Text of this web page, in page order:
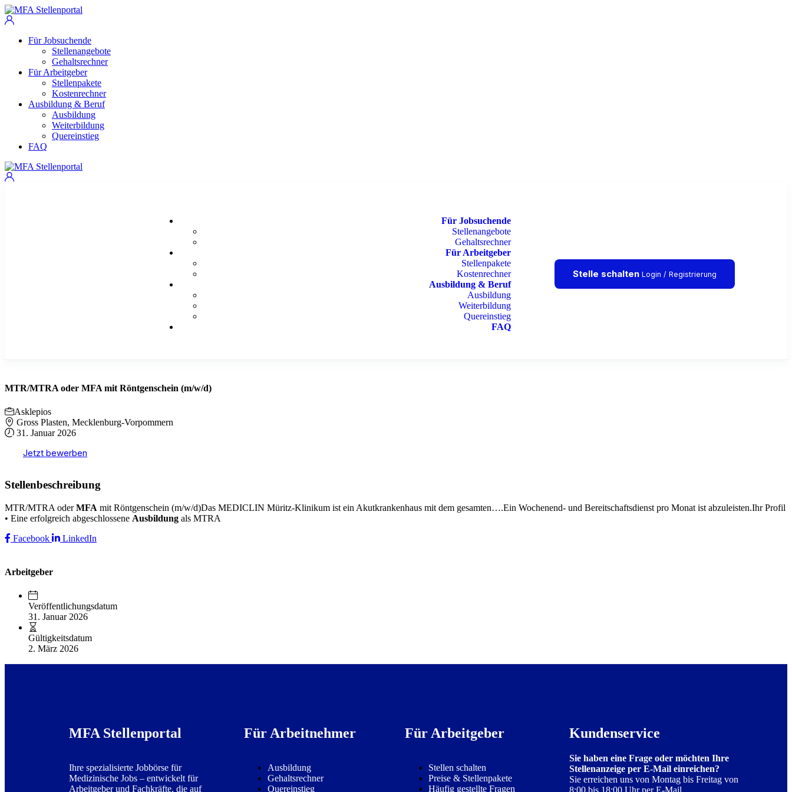
Für Jobsuchende
Stellenangebote
Gehaltsrechner
Für Arbeitgeber
Stellenpakete
Kostenrechner
Ausbildung & Beruf
Ausbildung
Weiterbildung
Quereinstieg
FAQ
Für Jobsuchende
Stellenangebote
Gehaltsrechner
Für Arbeitgeber
Stellenpakete
Kostenrechner
Ausbildung & Beruf
Ausbildung
Weiterbildung
Quereinstieg
FAQ
Stelle schalten Login / Registrierung
MTR/MTRA oder MFA mit Röntgenschein (m/w/d)
Asklepios
Gross Plasten, Mecklenburg-Vorpommern
31. Januar 2026
Jetzt bewerben
Stellenbeschreibung
MTR/MTRA oderMFA mit Röntgenschein (m/w/d)Das MEDICLIN Müritz-Klinikum ist ein Akutkrankenhaus mit dem gesamten….Ein Wochenend- und Bereitschaftsdienst pro Monat ist abzuleisten.Ihr Profil
• Eine erfolgreich abgeschlossene Ausbildung als MTRA
Facebook
LinkedIn
Arbeitgeber
Veröffentlichungsdatum
31. Januar 2026
Gültigkeitsdatum
2. März 2026
MFA Stellenportal
Ihre spezialisierte Jobbörse für
Medizinische Jobs – entwickelt für
Arbeitgeber und Fachkräfte, die auf
Für Arbeitnehmer
Ausbildung
Gehaltsrechner
Quereinstieg
Für Arbeitgeber
Stellen schalten
Preise & Stellenpakete
Häufig gestellte Fragen
Kundenservice
Sie haben eine Frage oder möchten Ihre
Stellenanzeige per E-Mail einreichen?
Sie erreichen uns von Montag bis Freitag von